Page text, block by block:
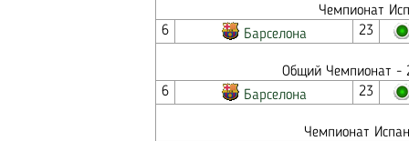
Чемпионат
6
Барселона 23
Общий Чемпионат -
6
Барселона 23
Чемпионат